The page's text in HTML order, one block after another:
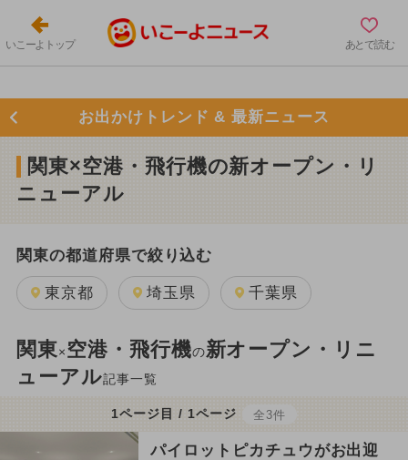
いこーよトップ あとで読む
お出かけトレンド & 最新ニュース
関東×空港・飛行機の新オープン・リ
ニューアル
関東の都道府県で絞り込む
東京都 埼玉県 千葉県
関東×空港・飛行機の新オープン・リニ
ューアル記事一覧
1ページ目 / 1ページ 全3件
パイロットピカチュウがお出迎